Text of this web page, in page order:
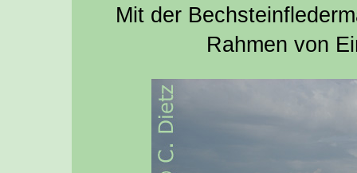
Mit der
Rahmen von